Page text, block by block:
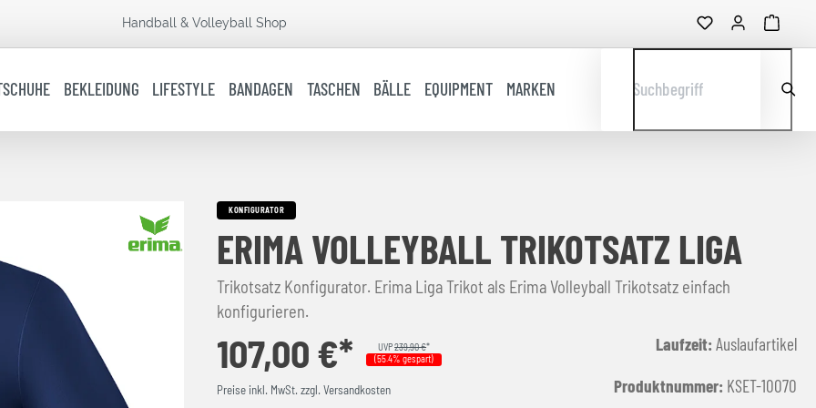
Handball & Volleyball Shop
BEKLEIDUNG LIFESTYLE BANDAGEN TASCHEN BÄLLE EQUIPMENT MARKEN Suchbegriff
KONFIGURATOR
ERIMA VOLLEYBALL TRIKOTSATZ LIGA
Trikotsatz Konfigurator. Erima Liga Trikot als Erima Volleyball Trikotsatz einfach
konfigurieren.
107,00 €* UVP239,90 €*
(55.4% gespart)
Preise inkl. MwSt. zzgl. Versandkosten
Laufzeit: Auslaufartikel
Produktnummer: KSET-10070